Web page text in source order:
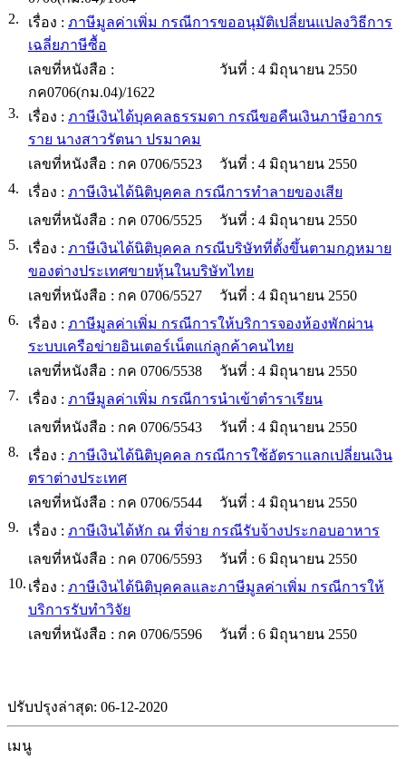
2.
เรื่อง : ภาษีมูลค่าเพิ่ม กรณีการขออนุมัติเปลี่ยนแปลงวิธีการ
เฉลี่ยภาษีซื้อ
เลขที่หนังสือ :
กค0706(กม.04)/1622
วันที่ : 4 มิถุนายน 2550
3. เรื่อง : ภาษีเงินได้บุคคลธรรมดา กรณีขอคืนเงินภาษีอากร
ราย นางสาวรัตนา ปรมาคม
เลขที่หนังสือ : กค 0706/5523 วันที่ : 4 มิถุนายน 2550
4.
เรื่อง : ภาษีเงินได้นิติบุคคล กรณีการทำลายของเสีย
เลขที่หนังสือ : กค 0706/5525 วันที่ : 4 มิถุนายน 2550
5.
เรื่อง : ภาษีเงินได้นิติบุคคล กรณีบริษัทที่ตั้งขึ้นตามกฎหมาย
ของต่างประเทศขายหุ้นในบริษัทไทย
เลขที่หนังสือ : กค 0706/5527 วันที่ : 4 มิถุนายน 2550
6.
เรื่อง : ภาษีมูลค่าเพิ่ม กรณีการให้บริการจองห้องพักผ่าน
ระบบเครือข่ายอินเตอร์เน็ตแก่ลูกค้าคนไทย
เลขที่หนังสือ : กค 0706/5538 วันที่ : 4 มิถุนายน 2550
7.
เรื่อง : ภาษีมูลค่าเพิ่ม กรณีการนำเข้าตำราเรียน
เลขที่หนังสือ : กค 0706/5543 วันที่ : 4 มิถุนายน 2550
8.
เรื่อง : ภาษีเงินได้นิติบุคคล กรณีการใช้อัตราแลกเปลี่ยนเงิน
ตราต่างประเทศ
เลขที่หนังสือ : กค 0706/5544 วันที่ : 4 มิถุนายน 2550
9.
เรื่อง : ภาษีเงินได้หัก ณ ที่จ่าย กรณีรับจ้างประกอบอาหาร
เลขที่หนังสือ : กค 0706/5593 วันที่ : 6 มิถุนายน 2550
10. เรื่อง : ภาษีเงินได้นิติบุคคลและภาษีมูลค่าเพิ่ม กรณีการให้
บริการรับทำวิจัย
เลขที่หนังสือ : กค 0706/5596 วันที่ : 6 มิถุนายน 2550
ปรับปรุงล่าสุด: 06-12-2020
เมนู